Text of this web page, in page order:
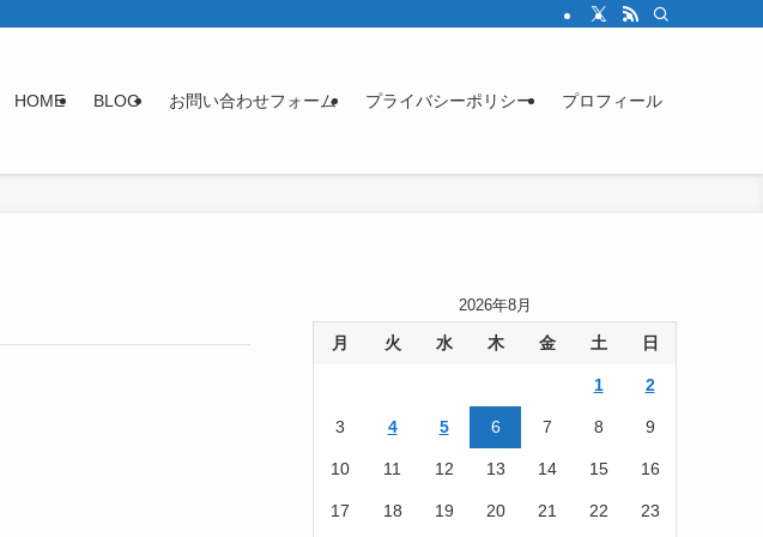
HOME BLOG お問い合わせフォーム プライバシーポリシー プロフィール
2026年8月
月 火 水 木 金 土 日
1 2
3 4 5 6 7 8 9
10 11 12 13 14 15 16
17 18 19 20 21 22 23